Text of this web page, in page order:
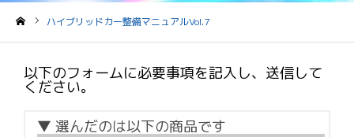
ハイブリッドカー整備マニュアルVol.7
以下のフォームに必要事項を記入し、送信して
ください。
▼ 選んだのは以下の商品です